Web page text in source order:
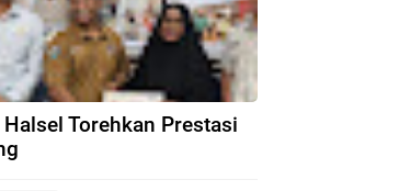
Torehkan Prestasi